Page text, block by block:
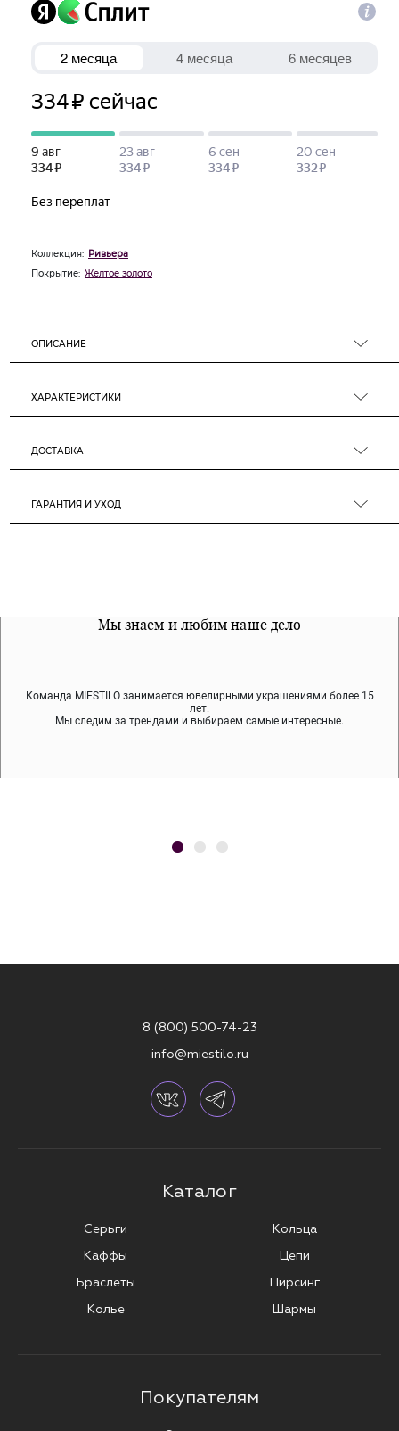
Коллекция: Ривьера
Покрытие: Желтое золото
ОПИСАНИЕ
ХАРАКТЕРИСТИКИ
ДОСТАВКА
ГАРАНТИЯ И УХОД
Мы знаем и любим наше дело
Команда MIESTILO занимается ювелирными украшениями более 15
лет.
Мы следим за трендами и выбираем самые интересные.
Все наши материалы гипоалергенны
Мы используем покрытие (родий, ювелирный сплав), которое не
содержит никеля и свинца — это исключает аллергию.
Примерка перед покупкой
Во время доставки спокойно примеряйте украшения, выбирайте те,
что вам нравятся, остальные заберёт курьер.
8 (800) 500-74-23
info@miestilo.ru
Каталог
Серьги
Каффы
Браслеты
Колье
Кольца
Цепи
Пирсинг
Шармы
Покупателям